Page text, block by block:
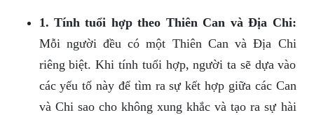
1. Tính tuổi hợp theo Thiên Can và Địa Chi:
Mỗi người đều có một Thiên Can và Địa Chi
riêng biệt. Khi tính tuổi hợp, người ta sẽ dựa vào
các yếu tố này để tìm ra sự kết hợp giữa các Can
và Chi sao cho không xung khắc và tạo ra sự hài